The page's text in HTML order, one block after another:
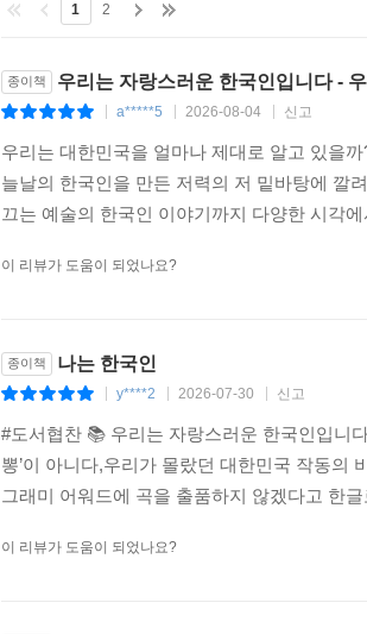
1 2
종이책 우리는 자랑스러운 한국인입니다 -
a*****5 2026-08-04 신고
우리는 대한민국을 얼마나 제대로 알고 있을
늘날의 한국인을 만든 저력의 저 밑바탕에 깔
끄는 예술의 한국인 이야기까지 다양한 시각
이 리뷰가 도움이 되었나요?
종이책 나는 한국인
y****2 2026-07-30 신고
#도서협찬 📚 우리는 자랑스러운 한국인입니
뽕’이 아니다,우리가 몰랐던 대한민국 작동의
그래미 어워드에 곡을 출품하지 않겠다고 한
이 리뷰가 도움이 되었나요?